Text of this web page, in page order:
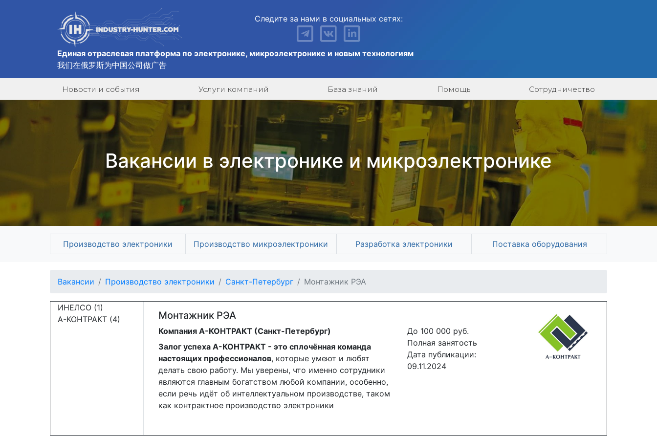
Следите за нами в социальных сетях:
Единая отраслевая платформа по электронике, микроэлектронике и новым технологиям
我们在俄罗斯为中国公司做广告
Новости и события Услуги компаний База знаний Помощь Сотрудничество
Вакансии в электронике и микроэлектронике
Производство электроники Производство микроэлектроники Разработка электроники Поставка оборудования
Вакансии Производство электроники Санкт-Петербург Монтажник РЭА
ИНЕЛСО (1)
А-КОНТРАКТ (4)
Монтажник РЭА
Компания А-КОНТРАКТ (Санкт-Петербург)
Залог успеха А-КОНТРАКТ - это сплочённая команда
настоящих профессионалов, которые умеют и любят
делать свою работу. Мы уверены, что именно сотрудники
являются главным богатством любой компании, особенно,
если речь идёт об интеллектуальном производстве, таком
как контрактное производство электроники
До 100 000 руб.
Полная занятость
Дата публикации:
09.11.2024